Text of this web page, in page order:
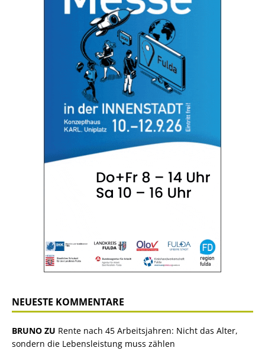
NEUESTE KOMMENTARE
BRUNO ZU Rente nach 45 Arbeitsjahren: Nicht das Alter,
sondern die Lebensleistung muss zählen